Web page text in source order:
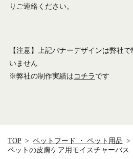
りご連絡ください。
【注意】上記バナーデザインは弊社
いません
※弊社の制作実績はコチラです
TOP
ペットフード ・ ペット用品
ペットの皮膚ケア用モイスチャーバス